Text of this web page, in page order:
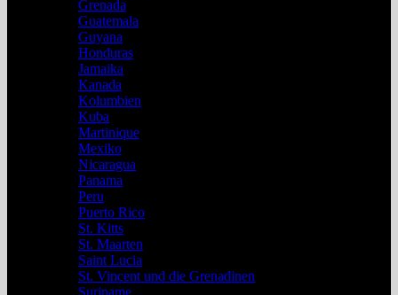
Grenada
Guatemala
Guyana
Honduras
Jamaika
Kanada
Kolumbien
Kuba
Martinique
Mexiko
Nicaragua
Panama
Peru
Puerto Rico
St. Kitts
St. Maarten
Saint Lucia
St. Vincent und die Grenadinen
Suriname